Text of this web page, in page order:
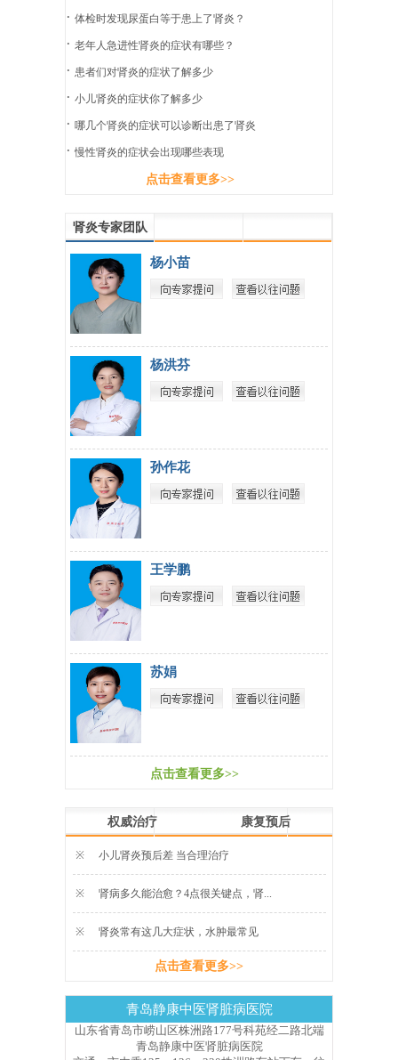
· 体检时发现尿蛋白等于患上了肾炎？
· 老年人急进性肾炎的症状有哪些？
· 患者们对肾炎的症状了解多少
· 小儿肾炎的症状你了解多少
· 哪几个肾炎的症状可以诊断出患了肾炎
· 慢性肾炎的症状会出现哪些表现
点击查看更多>>
肾炎专家团队
杨小苗
杨洪芬
孙作花
王学鹏
苏娟
点击查看更多>>
权威治疗 康复预后
※ 小儿肾炎预后差 当合理治疗
※ 肾病多久能治愈？4点很关键点，肾...
※ 肾炎常有这几大症状，水肿最常见
点击查看更多>>
青岛静康中医肾脏病医院
山东省青岛市崂山区株洲路177号科苑经二路北端
青岛静康中医肾脏病医院